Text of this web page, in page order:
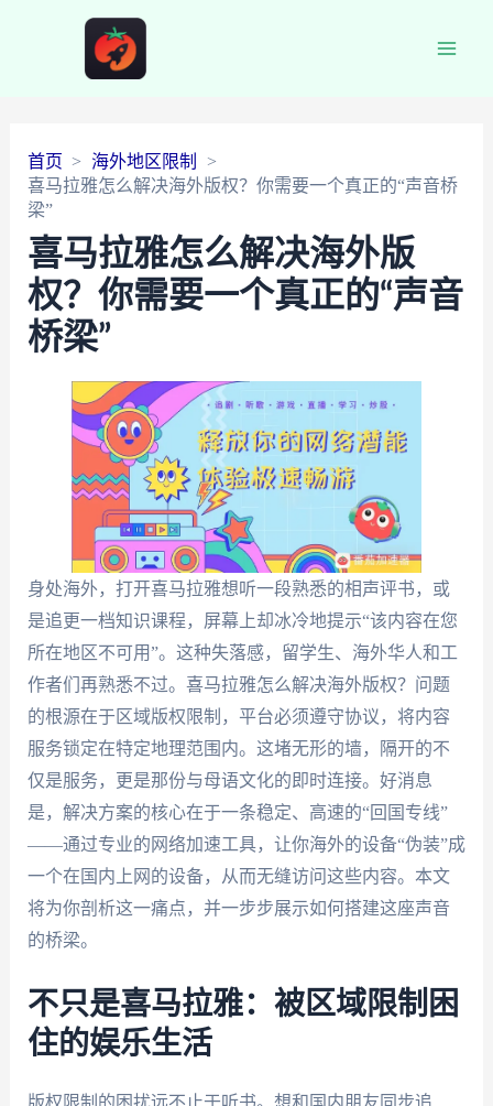
首页
海外地区限制
喜马拉雅怎么解决海外版权？你需要一个真正的“声音桥
梁”
喜马拉雅怎么解决海外版
权？你需要一个真正的“声音
桥梁”
身处海外，打开喜马拉雅想听一段熟悉的相声评书，或
是追更一档知识课程，屏幕上却冰冷地提示“该内容在您
所在地区不可用”。这种失落感，留学生、海外华人和工
作者们再熟悉不过。喜马拉雅怎么解决海外版权？问题
的根源在于区域版权限制，平台必须遵守协议，将内容
服务锁定在特定地理范围内。这堵无形的墙，隔开的不
仅是服务，更是那份与母语文化的即时连接。好消息
是，解决方案的核心在于一条稳定、高速的“回国专线”
——通过专业的网络加速工具，让你海外的设备“伪装”成
一个在国内上网的设备，从而无缝访问这些内容。本文
将为你剖析这一痛点，并一步步展示如何搭建这座声音
的桥梁。
不只是喜马拉雅：被区域限制困
住的娱乐生活
版权限制的困扰远不止于听书。想和国内朋友同步追